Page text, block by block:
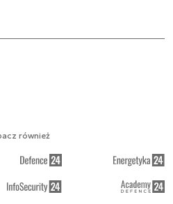
również